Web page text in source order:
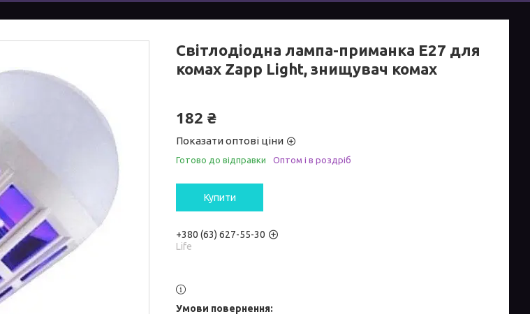
Світлодіодна лампа-приманка E27 для
комах Zapp Light, знищувач комах
182 ₴
Показати оптові ціни
Готово до відправки Оптом і в роздріб
Купити
+380 (63) 627-55-30
Life